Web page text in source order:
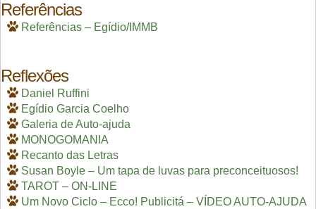
Referências
Referências – Egídio/IMMB
Reflexões
Daniel Ruffini
Egídio Garcia Coelho
Galeria de Auto-ajuda
MONOGOMANIA
Recanto das Letras
Susan Boyle – Um tapa de luvas para preconceituosos!
TAROT – ON-LINE
Um Novo Ciclo – Ecco! Publicitá – VÍDEO AUTO-AJUDA